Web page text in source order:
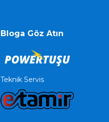
Bloga Göz Atın
Teknik Servis